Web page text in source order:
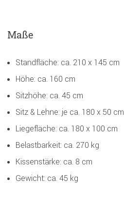
Maße
Standfläche: ca. 210 x 145 cm
Höhe: ca. 160 cm
Sitzhöhe: ca. 45 cm
Sitz & Lehne: je ca. 180 x 50 cm
Liegefläche: ca. 180 x 100 cm
Belastbarkeit: ca. 270 kg
Kissenstärke: ca. 8 cm
Gewicht: ca. 45 kg